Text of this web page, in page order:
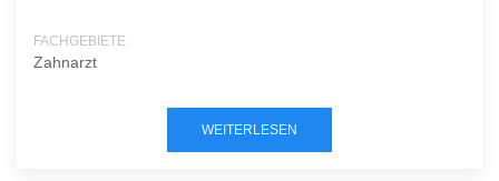
FACHGEBIETE
Zahnarzt
WEITERLESEN